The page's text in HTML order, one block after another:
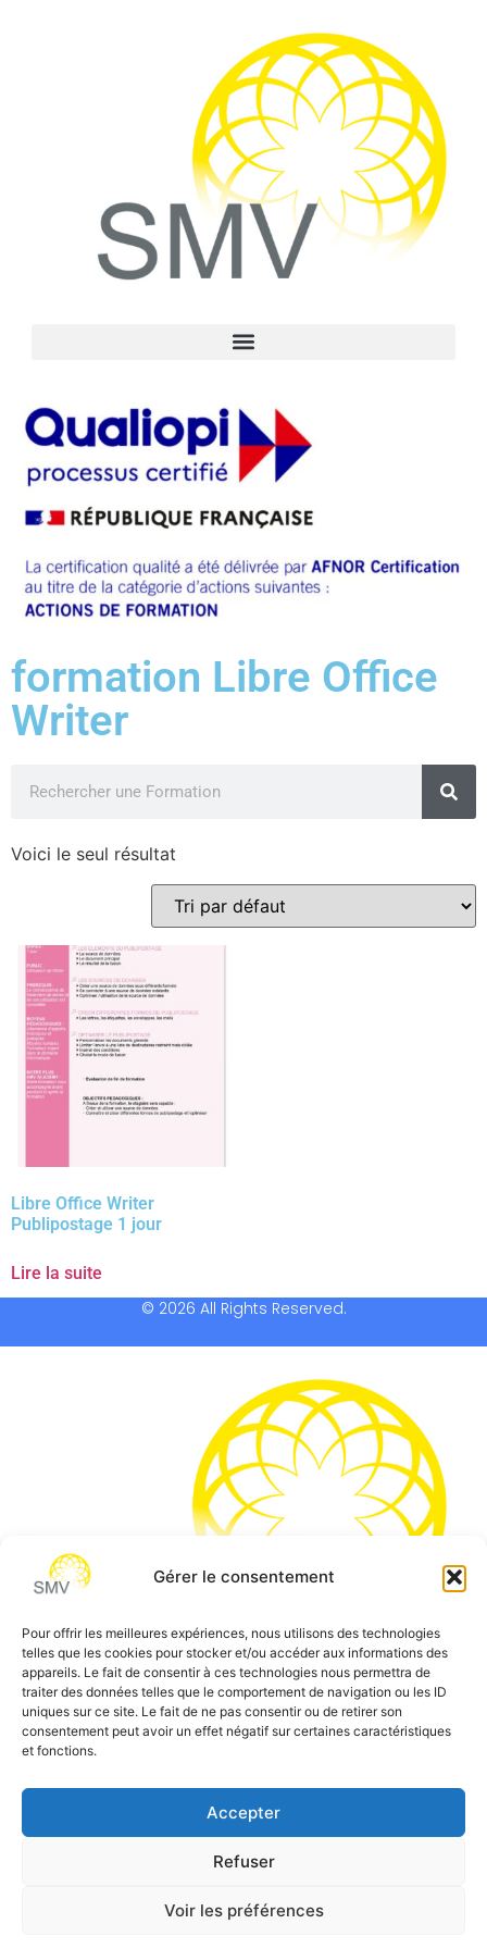
Gérer le consentement
Pour offrir les meilleures expériences, nous utilisons des technologies
telles que les cookies pour stocker et/ou accéder aux informations des
appareils. Le fait de consentir à ces technologies nous permettra de
traiter des données telles que le comportement de navigation ou les ID
uniques sur ce site. Le fait de ne pas consentir ou de retirer son
consentement peut avoir un effet négatif sur certaines caractéristiques
et fonctions.
Accepter
Refuser
Voir les préférences
formation Libre Office
Writer
Voici le seul résultat
Libre Office Writer
Publipostage 1 jour
Lire la suite
© 2026 All Rights Reserved.
SMV permet de vous aider à gagner du temps et vous
permettre de vous concentrer sur l’essentiel de votre
métier
Téléphone:0 805 69 64 75 / 02 37 34 04 04
contact@smvformation.fr
Création & Hébergement Web Cloud par